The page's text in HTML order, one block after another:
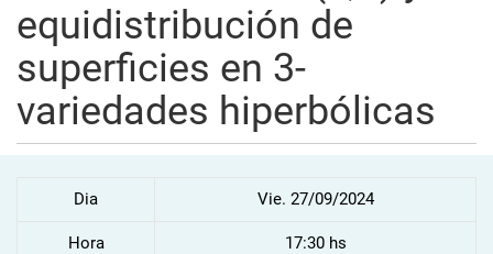
equidistribución de
superficies en 3-
variedades hiperbólicas
Dia Vie. 27/09/2024
Hora 17:30 hs